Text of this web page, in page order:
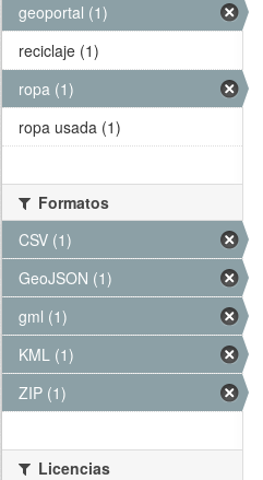
geoportal (1)
reciclaje (1)
ropa (1)
ropa usada (1)
Formatos
CSV (1)
GeoJSON (1)
gml (1)
KML (1)
ZIP (1)
Licencias